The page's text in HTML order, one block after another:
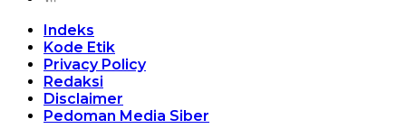
Indeks
Kode Etik
Privacy Policy
Redaksi
Disclaimer
Pedoman Media Siber